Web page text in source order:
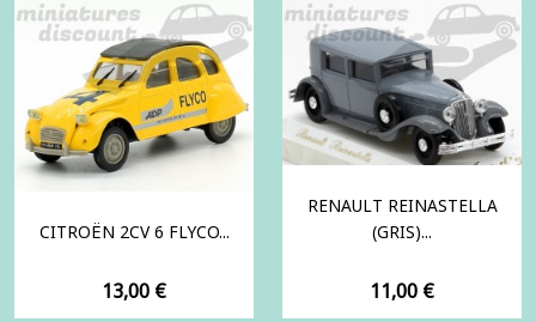
CITROËN 2CV 6 FLYCO...
Prix
13,00 €
RENAULT REINASTELLA
(GRIS)...
Prix
11,00 €